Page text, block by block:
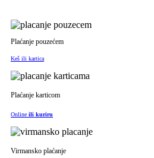
Plaćanje pouzećem
Keš ili kartica
Plaćanje karticom
Online ili kuriru
Virmansko plaćanje